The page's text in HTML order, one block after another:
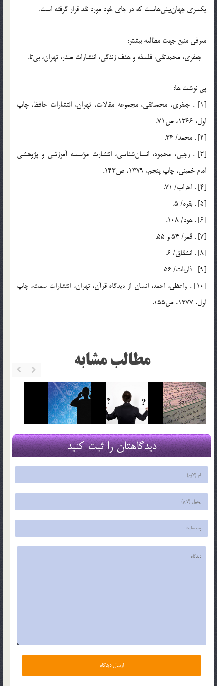
يكسري جهان‌بيني‌هاست كه در جاي خود مورد نقد قرار گرفته است.
معرفي منبع جهت مطالعه بيشتر:
ـ جعفري، محمدتقي، فلسفه و هدف زندگي، انتشارات صدر، تهران، بي‌تا.
پي نوشت ها:
[1] . جعفري، محمدتقي، مجموعه مقالات، تهران، انتشارات حافظ، چاپ
اول، 1366، ص71.
[2] . محمد/ 36.
[3] . رجبي، محمود، انسان‌شناسي، انتشارت مؤسسه آموزشي و پژوهشي
امام خميني، چاپ پنجم، 1379، ص143.
[4] . احزاب/ 71.
[5] . بقره/ 5.
[6] . هود/ 108.
[7] . قمر/ 54 و 55.
[8] . انشقاق/ 6.
[9] . ذاريات/ 56.
[10] . واعظي، احمد، انسان از ديدگاه قرآن، ‌تهران، انتشارات سمت، چاپ
اول، 1377، ص155.
مطالب مشابه
دیدگاهتان را ثبت کنید